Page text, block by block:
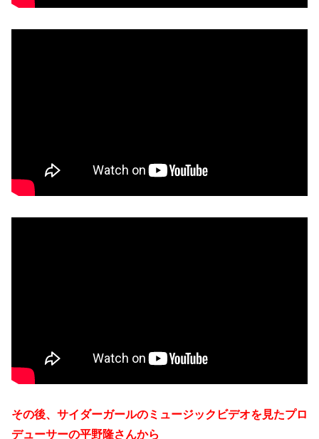
その後、サイダーガールのミュージックビデオを見たプロ
デューサーの平野隆さんから